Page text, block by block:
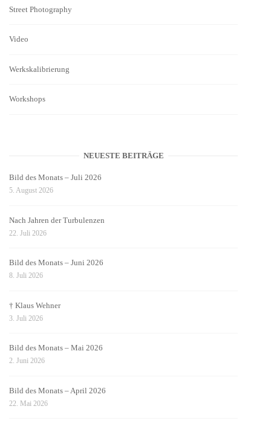
Street Photography
Video
Werkskalibrierung
Workshops
NEUESTE BEITRÄGE
Bild des Monats – Juli 2026
5. August 2026
Nach Jahren der Turbulenzen
22. Juli 2026
Bild des Monats – Juni 2026
8. Juli 2026
† Klaus Wehner
3. Juli 2026
Bild des Monats – Mai 2026
2. Juni 2026
Bild des Monats – April 2026
22. Mai 2026